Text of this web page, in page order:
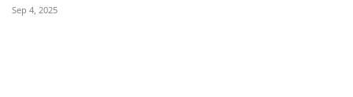
Sep 4, 2025